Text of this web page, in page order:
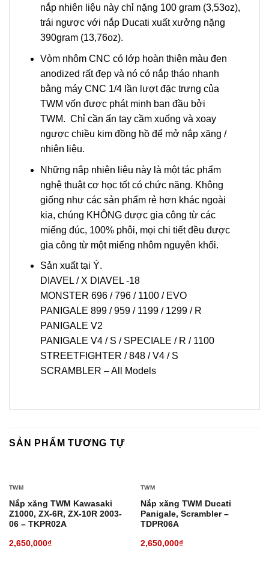
nắp nhiên liệu này chỉ nặng 100 gram (3,53oz),
trái ngược với nắp Ducati xuất xưởng nặng
390gram (13,76oz).
Vòm nhôm CNC có lớp hoàn thiện màu đen
anodized rất đẹp và nó có nắp tháo nhanh
bằng máy CNC 1/4 lần lượt đặc trưng của
TWM vốn được phát minh ban đầu bởi
TWM. Chỉ cần ấn tay cầm xuống và xoay
ngược chiều kim đồng hồ để mở nắp xăng /
nhiên liệu.
Những nắp nhiên liệu này là một tác phẩm
nghệ thuật cơ học tốt có chức năng. Không
giống như các sản phẩm rẻ hơn khác ngoài
kia, chúng KHÔNG được gia công từ các
miếng đúc, 100% phôi, mọi chi tiết đều được
gia công từ một miếng nhôm nguyên khối.
Sản xuất tại Ý.
DIAVEL / X DIAVEL -18
MONSTER 696 / 796 / 1100 / EVO
PANIGALE 899 / 959 / 1199 / 1299 / R
PANIGALE V2
PANIGALE V4 / S / SPECIALE / R / 1100
STREETFIGHTER / 848 / V4 / S
SCRAMBLER – All Models
SẢN PHẨM TƯƠNG TỰ
TWM
Nắp xăng TWM Kawasaki
Z1000, ZX-6R, ZX-10R 2003-
06 – TKPR02A
2,650,000₫
TWM
Nắp xăng TWM Ducati
Panigale, Scrambler –
TDPR06A
2,650,000₫